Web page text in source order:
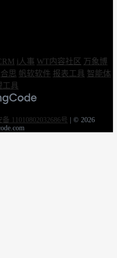
i人事 WT内容社区 万象博
合思 帆软软件 报表工具 智能体
工具
11010802032686号
© 2026